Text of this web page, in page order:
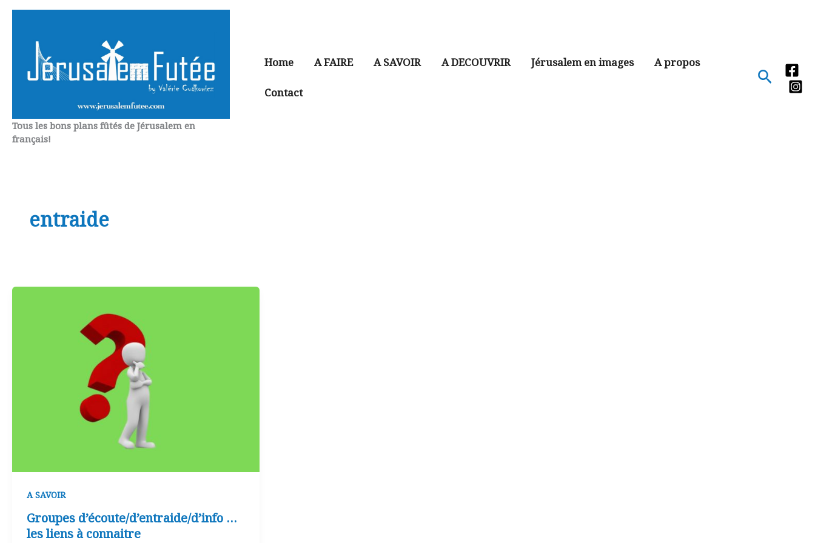
Aller
contenu
Tous les bons plans fûtés de Jérusalem en
français!
Home A FAIRE A SAVOIR A DECOUVRIR Jérusalem en images A propos
Contact
entraide
A SAVOIR
Groupes d’écoute/d’entraide/d’info …
les liens à connaitre